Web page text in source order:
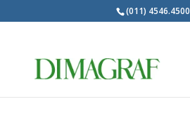
(011) 4546.4500
Auxiliares